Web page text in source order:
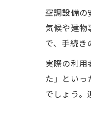
空調設備の
気候や建物
で、手続き
実際の利用
た」といっ
でしょう。